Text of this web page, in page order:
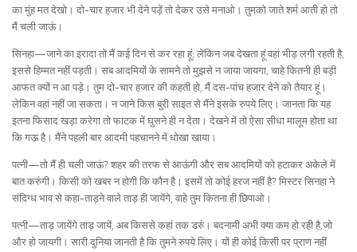
का मुंह मत देखो। दो-चार हजार भी देने पड़ें तो देकर उसे मनाओ। तुमको जाते शर्म आती हो तो
मैं चली जाऊं।
सिनहा—जाने का इरादा तो मैं कई दिन से कर रहा हूं; लेकिन जब देखता हूं वहां भीड़ लगी रहती है,
इससे हिम्मत नहीं पड़ती। सब आदमियों के सामने तो मुझसे न जाया जायगा, चाहे कितनी ही बड़ी
आफत क्यों न आ पड़े। तुम दो-चार हजार की कहती हो, मैं दस-पांच हजार देने को तैयार हूं।
लेकिन वहां नहीं जा सकता। न जाने किस बुरी साइत से मैंने इसके रुपये लिए। जानता कि यह
इतना फिसाद खड़ा करेगा तो फाटक में घुसने ही न देता। देखने में तो ऐसा सीधा मालूम होता था
कि गऊ है। मैंने पहली बार आदमी पहचानने में धोखा खाया।
पत्नी—तो मैं ही चली जाऊं? शहर की तरफ से आऊंगी और सब आदमियों को हटाकर अकेले में
बात करुंगी। किसी को खबर न होगी कि कौन है। इसमें तो कोई हरज नहीं है? मिस्टर सिनहा ने
संदिग्ध भाव से कहा-ताड़ने वाले ताड़ ही जायेंगे, वाहे तुम कितना ही छिपाओ।
पत्नी—ताड़ जायेंगे ताड़ जायें, अब किससे कहां तक डरुं। बदनामी अभी क्या कम हो रही है,जो
और हो जायगी। सारी दुनिया जानती है कि तुमने रुपये लिए। यों ही कोई किसी पर प्राण नहीं